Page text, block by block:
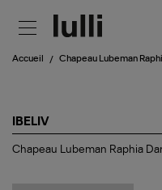
Accueil Chapeau Lubeman
IBELIV
Chapeau
Chapeau Lubeman Raphia